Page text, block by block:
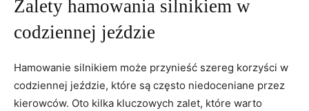
Zalety hamowania silnikiem w
codziennej jeździe
Hamowanie silnikiem może przynieść szereg korzyści w
codziennej jeździe, które są często niedoceniane przez
kierowców. Oto kilka kluczowych zalet, które warto